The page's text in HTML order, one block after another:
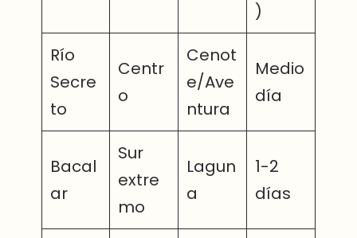
)
Río
Secre
to
Centr
o
Cenot
e/Ave
ntura
Medio
día
Bacal
ar
Sur
extre
mo
Lagun
a
1-2
días